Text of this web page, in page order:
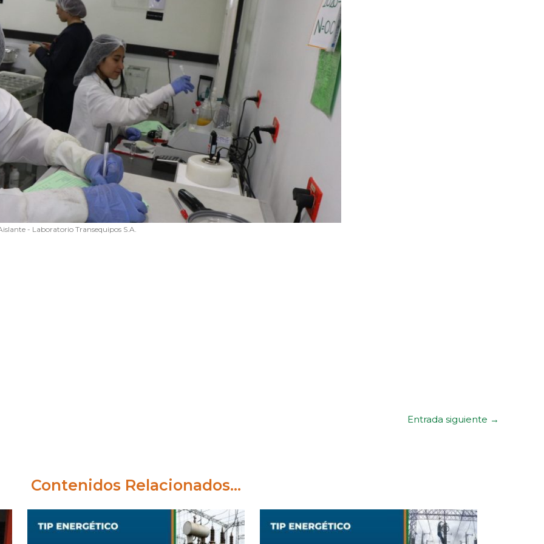
- Laboratorio Transequipos S.A.
Entrada siguiente →
Contenidos Relacionados...